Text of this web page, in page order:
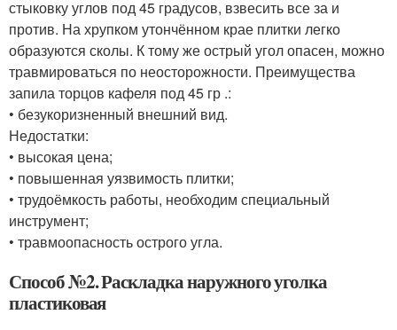
стыковку углов под 45 градусов, взвесить все за и
против. На хрупком утончённом крае плитки легко
образуются сколы. К тому же острый угол опасен, можно
травмироваться по неосторожности. Преимущества
запила торцов кафеля под 45 гр .:
• безукоризненный внешний вид.
Недостатки:
• высокая цена;
• повышенная уязвимость плитки;
• трудоёмкость работы, необходим специальный
инструмент;
• травмоопасность острого угла.
Способ №2. Раскладка наружного уголка
пластиковая